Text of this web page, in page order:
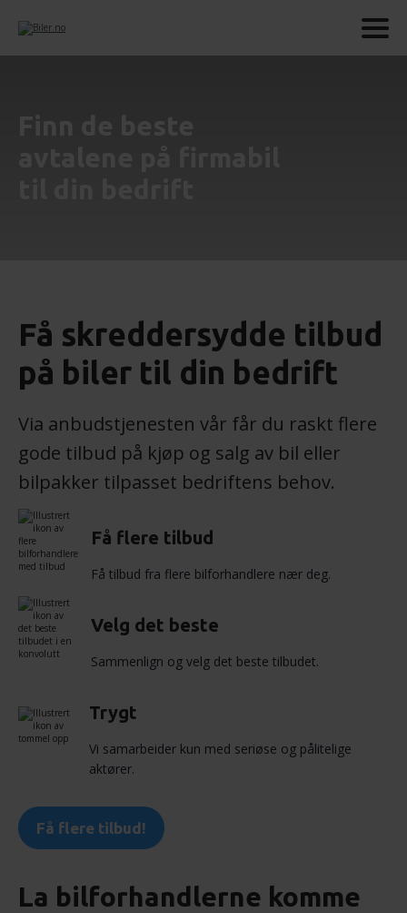
Få skreddersydde tilbud
på biler til din bedrift
Via anbudstjenesten vår får du raskt flere
gode tilbud på kjøp og salg av bil eller
bilpakker tilpasset bedriftens behov.
Få flere tilbud
Få tilbud fra flere bilforhandlere nær deg.
Velg det beste
Sammenlign og velg det beste tilbudet.
Trygt
Vi samarbeider kun med seriøse og pålitelige
aktører.
Få flere tilbud!
La bilforhandlerne komme